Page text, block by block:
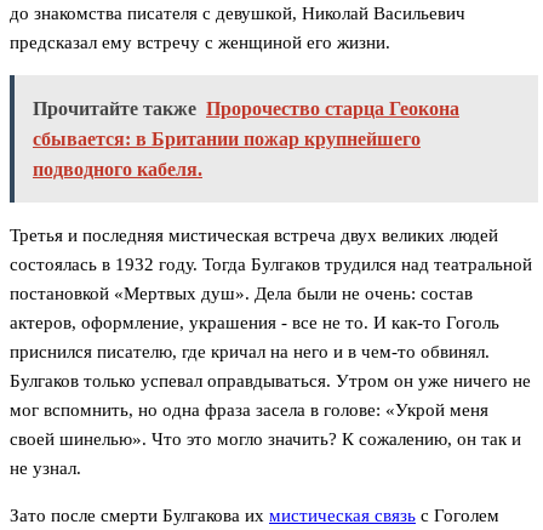
до знакомства писателя с девушкой, Николай Васильевич
предсказал ему встречу с женщиной его жизни.
Прочитайте также Пророчество старца Геокона
сбывается: в Британии пожар крупнейшего
подводного кабеля.
Третья и последняя мистическая встреча двух великих людей
состоялась в 1932 году. Тогда Булгаков трудился над театральной
постановкой «Мертвых душ». Дела были не очень: состав
актеров, оформление, украшения - все не то. И как-то Гоголь
приснился писателю, где кричал на него и в чем-то обвинял.
Булгаков только успевал оправдываться. Утром он уже ничего не
мог вспомнить, но одна фраза засела в голове: «Укрой меня
своей шинелью». Что это могло значить? К сожалению, он так и
не узнал.
Зато после смерти Булгакова их мистическая связь с Гоголем